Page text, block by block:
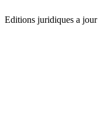
Editions juridiques a jour